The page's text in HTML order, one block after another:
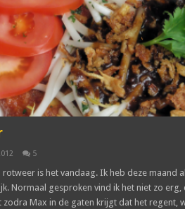
5
rotweer is het vandaag. Ik heb deze maand
Normaal gesproken vind ik het niet zo
zodra Max in de gaten krijgt dat het regent,